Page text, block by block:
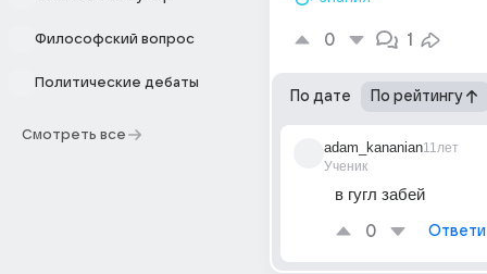
Философский вопрос
Политические дебаты
Смотреть все
0 1
По дате По рейтингу
adam_kananian
Ученик
11лет
в гугл забей
0